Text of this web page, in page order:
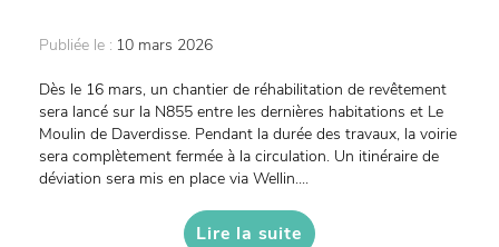
Publiée le : 10 mars 2026
Dès le 16 mars, un chantier de réhabilitation de revêtement
sera lancé sur la N855 entre les dernières habitations et Le
Moulin de Daverdisse. Pendant la durée des travaux, la voirie
sera complètement fermée à la circulation. Un itinéraire de
déviation sera mis en place via Wellin....
Lire la suite